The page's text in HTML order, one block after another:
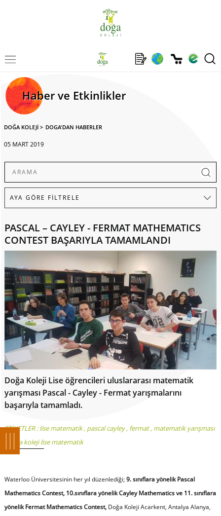
Haber ve Etkinlikler
DOĞA KOLEJİ > DOGA'DAN HABERLER
05 MART 2019
PASCAL – CAYLEY - FERMAT MATHEMATICS
CONTEST BAŞARIYLA TAMAMLANDI
Doğa Koleji Lise öğrencileri uluslararası matematik
yarışması Pascal - Cayley - Fermat yarışmalarını
başarıyla tamamladı.
ETİKETLER :lise matematik, pascal cayley, fermat, matematik yarışması
doğa koleji lise matematik
Waterloo Üniversitesinin her yıl düzenlediği;9. sınıflara yönelik Pascal
Mathematics Contest, 10.sınıflara yönelik Cayley Mathematics ve 11. sınıflara
yönelik Fermat Mathematics Contest,Doğa Koleji Acarkent, Antalya Alanya,